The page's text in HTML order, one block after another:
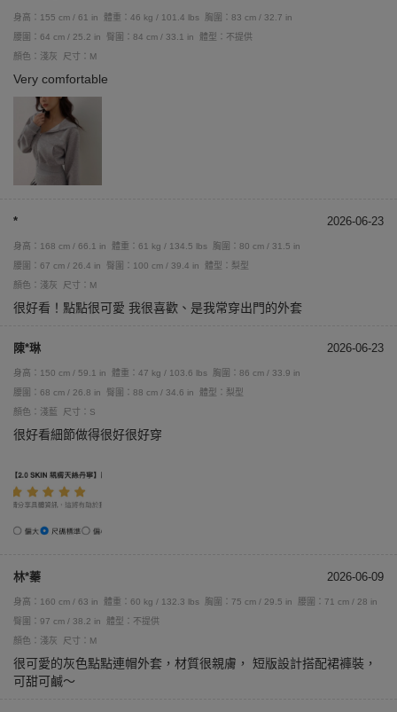
身高：155 cm / 61 in 體重：46 kg / 101.4 lbs
胸圍：83 cm / 32.7 in
腰圍：64 cm / 25.2 in
臀圍：84 cm / 33.1 in
體型：不提供
顏色：淺灰
尺寸：M
Very comfortable
* 2026-06-23
身高：168 cm / 66.1 in 體重：61 kg / 134.5 lbs
胸圍：80 cm / 31.5 in
腰圍：67 cm / 26.4 in
臀圍：100 cm / 39.4 in
體型：梨型
顏色：淺灰
尺寸：M
很好看！點點很可愛 我很喜歡、是我常穿出門的外套
陳*琳 2026-06-23
身高：150 cm / 59.1 in 體重：47 kg / 103.6 lbs
胸圍：86 cm / 33.9 in
腰圍：68 cm / 26.8 in
臀圍：88 cm / 34.6 in
體型：梨型
顏色：淺藍
尺寸：S
很好看細節做得很好很好穿
林*蓁 2026-06-09
身高：160 cm / 63 in 體重：60 kg / 132.3 lbs 胸圍：75 cm / 29.5 in
腰圍：71 cm / 28 in
臀圍：97 cm / 38.2 in
體型：不提供
顏色：淺灰
尺寸：M
很可愛的灰色點點連帽外套，材質很親膚， 短版設計搭配裙褲裝，
可甜可鹹～